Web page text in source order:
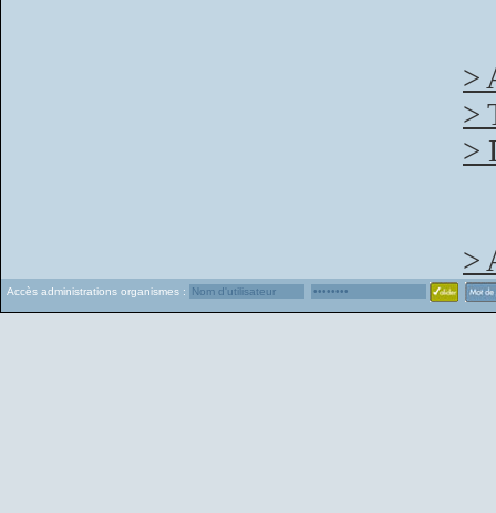
>
>
>
>
Accès administrations organismes :